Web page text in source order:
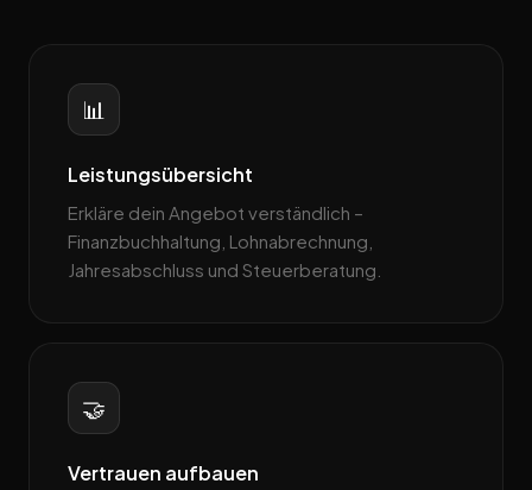
📊
Leistungsübersicht
Erkläre dein Angebot verständlich –
Finanzbuchhaltung, Lohnabrechnung,
Jahresabschluss und Steuerberatung.
🤝
Vertrauen aufbauen